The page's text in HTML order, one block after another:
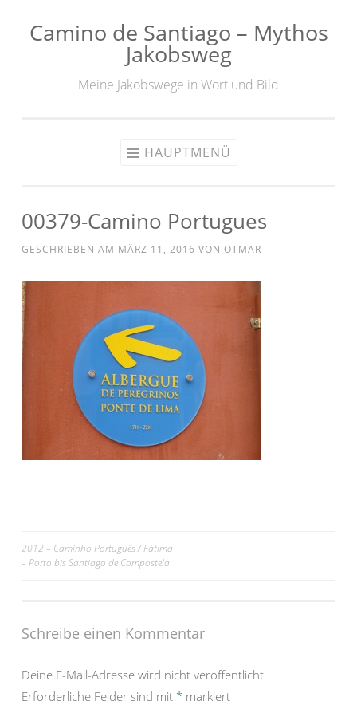
Zum
Camino de Santiago – Mythos
Jakobsweg
Meine Jakobswege in Wort und Bild
HAUPTMENÜ
00379-Camino Portugues
GESCHRIEBEN AM MÄRZ 11, 2016 VON OTMAR
Beitrags-
2012 – Caminho Português / Fátima
– Porto bis Santiago de Compostela
Schreibe einen Kommentar
Deine E-Mail-Adresse wird nicht veröffentlicht.
Erforderliche Felder sind mit * markiert